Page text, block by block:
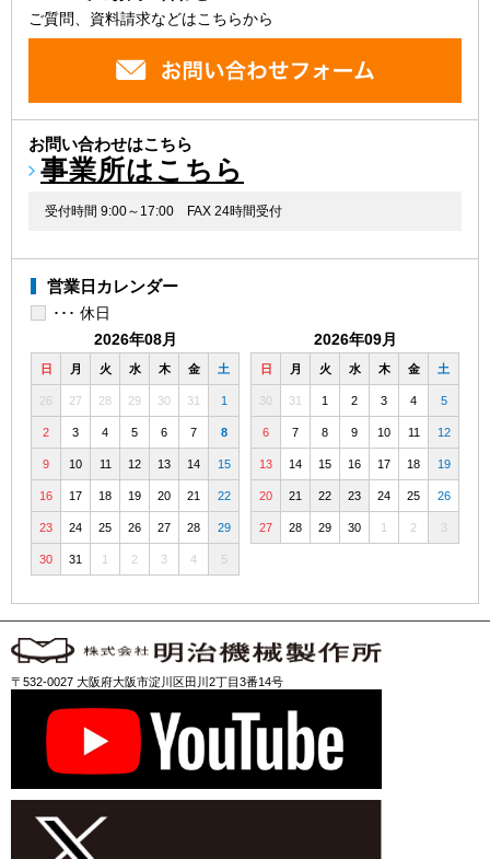
ご質問、資料請求などはこちらから
お問い合わせはこちら
事業所はこちら
受付時間 9:00～17:00 FAX 24時間受付
営業日カレンダー
･･･ 休日
2026年08月
日 月 火 水 木 金 土
26 27 28 29 30 31 1
2 3 4 5 6 7 8
9 10 11 12 13 14 15
16 17 18 19 20 21 22
23 24 25 26 27 28 29
30 31 1 2 3 4 5
2026年09月
日 月 火 水 木 金 土
30 31 1 2 3 4 5
6 7 8 9 10 11 12
13 14 15 16 17 18 19
20 21 22 23 24 25 26
27 28 29 30 1 2 3
〒532-0027 大阪府大阪市淀川区田川2丁目3番14号